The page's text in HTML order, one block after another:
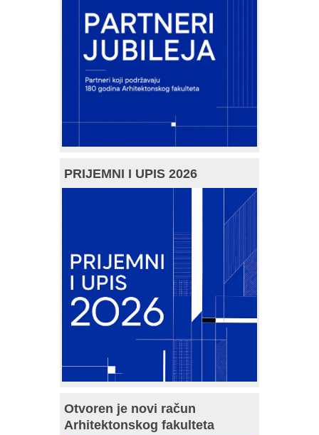
PRIJEMNI I UPIS 2026
Otvoren je novi račun
Arhitektonskog fakulteta